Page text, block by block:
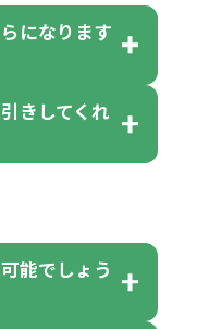
印刷をされる
て参ります。
個単位で前
ましては商
が選べるよう
注文した場
位でしたら
ンクを100
ローを110
ご確認・ご検
ております
（破損、故
内容が異な
になります
金の計算方法
名入れ費用
きしてくれ
積もりさせ
個別でお問い
能でしょう